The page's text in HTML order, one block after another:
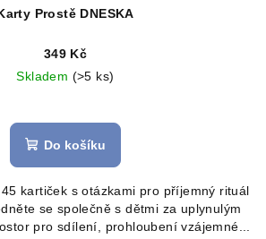
Prostě DNESKA
349 Kč
Skladem (>5 ks)
hodnocení
produktu
z
5
hvězdiček.
Do košíku
45 kartiček s otázkami pro příjemný rituál
se společně s dětmi za uplynulým
pro sdílení, prohloubení vzájemné...